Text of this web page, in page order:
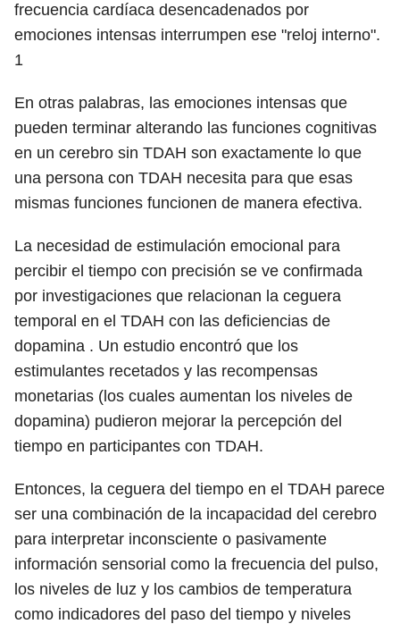
frecuencia cardíaca desencadenados por
emociones intensas interrumpen ese "reloj interno".
1
En otras palabras, las emociones intensas que
pueden terminar alterando las funciones cognitivas
en un cerebro sin TDAH son exactamente lo que
una persona con TDAH necesita para que esas
mismas funciones funcionen de manera efectiva.
La necesidad de estimulación emocional para
percibir el tiempo con precisión se ve confirmada
por investigaciones que relacionan la ceguera
temporal en el TDAH con las deficiencias de
dopamina . Un estudio encontró que los
estimulantes recetados y las recompensas
monetarias (los cuales aumentan los niveles de
dopamina) pudieron mejorar la percepción del
tiempo en participantes con TDAH.
Entonces, la ceguera del tiempo en el TDAH parece
ser una combinación de la incapacidad del cerebro
para interpretar inconsciente o pasivamente
información sensorial como la frecuencia del pulso,
los niveles de luz y los cambios de temperatura
como indicadores del paso del tiempo y niveles